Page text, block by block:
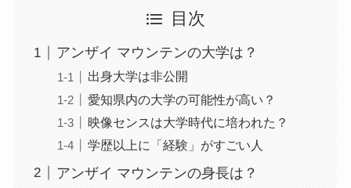
目次
アンザイ マウンテンの大学は？
出身大学は非公開
愛知県内の大学の可能性が高い？
映像センスは大学時代に培われた？
学歴以上に「経験」がすごい人
アンザイ マウンテンの身長は？